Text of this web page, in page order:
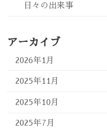
日々の出来事
アーカイブ
2026年1月
2025年11月
2025年10月
2025年7月